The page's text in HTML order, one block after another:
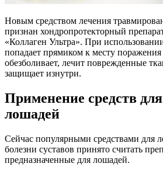
Новым средством лечения
признан хондропротекторный
«Коллаген Ультра». При
попадает прямиком к месту
обезболивает, лечит поврежденные
защищает изнутри.
Применение средств
лошадей
Сейчас популярными средствами для
болезни суставов принято считать
предназначенные для лошадей.